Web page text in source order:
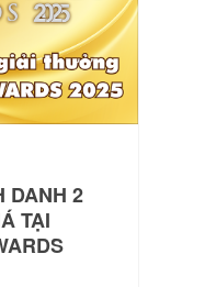
DANH 2
TẠI